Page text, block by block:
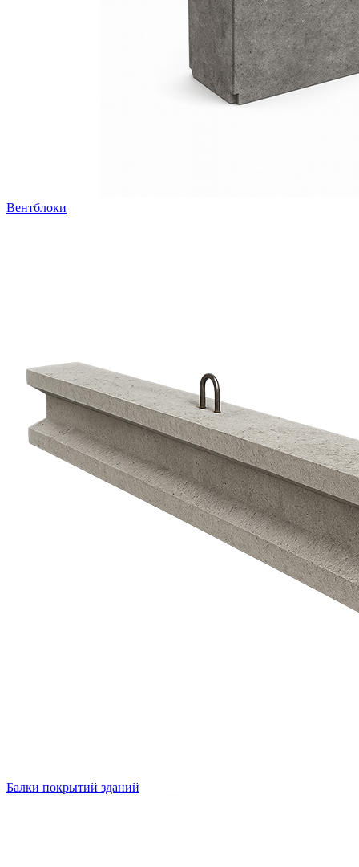
Вентблоки
Балки покрытий зданий